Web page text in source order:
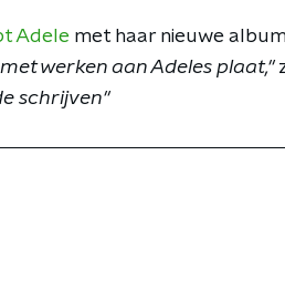
Adele met haar nieuwe
werken aan Adeles plaat,"
schrijven"